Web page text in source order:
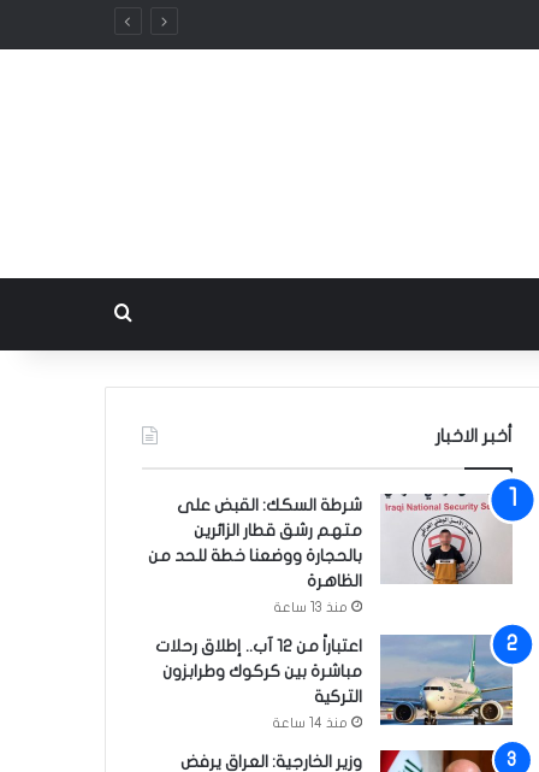
أخبر الاخبار
شرطة السكك: القبض على
متهم رشق قطار الزائرين
بالحجارة ووضعنا خطة للحد من
الظاهرة
منذ 13 ساعة
اعتباراً من 12 آب.. إطلاق رحلات
مباشرة بين كركوك وطرابزون
التركية
منذ 14 ساعة
وزير الخارجية: العراق يرفض